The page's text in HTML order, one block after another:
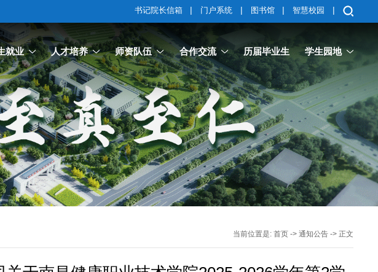
书记院长信箱 | 门户系统 | 图书馆 | 智慧校园 |
就业 人才培养 师资队伍 合作交流 历届毕业生 学生园地
当前位置是: 首页-> 通知公告-> 正文